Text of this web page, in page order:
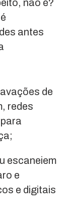
não é?
antes
de
redes
escaneiem
e
e digitais